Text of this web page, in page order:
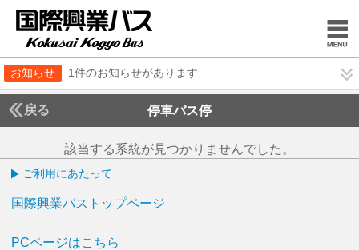
お知らせ 1件のお知らせがあります
戻る 停車バス停
該当する系統が見つかりませんでした。
ご利用にあたって
国際興業バストップページ
PCページはこちら